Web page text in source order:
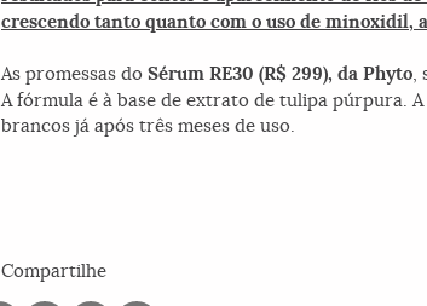
crescendo tanto quanto com o uso de minoxidil,
As promessas do Sérum RE30 (R$ 299), da Phyto,
A fórmula é à base de extrato de tulipa púrpura.
brancos já após três meses de uso.
Compartilhe